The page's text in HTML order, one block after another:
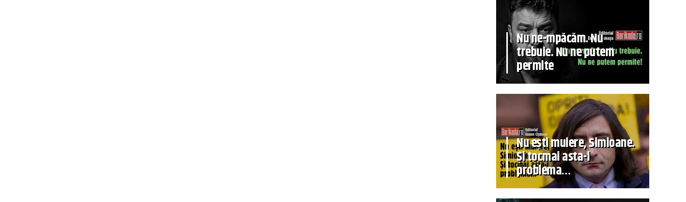
Nu ne-mpăcăm. Nu
trebuie. Nu ne putem
permite
Nu ești muiere, Simioane.
Și tocmai asta-i
problema…